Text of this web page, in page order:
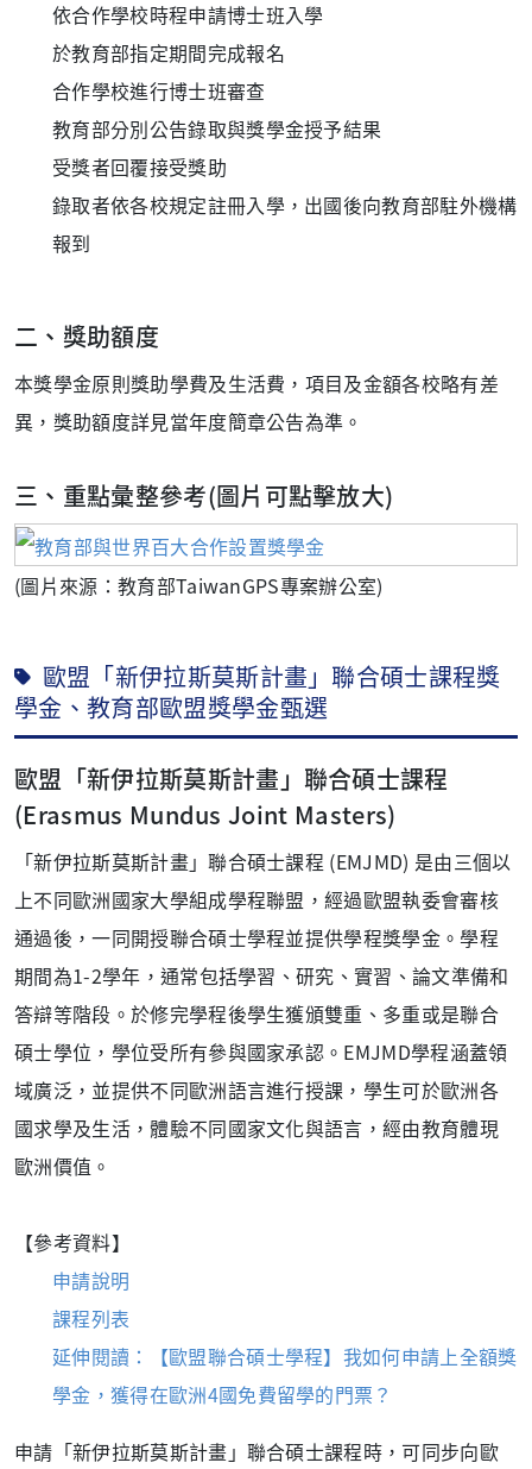
依合作學校時程申請博士班入學
於教育部指定期間完成報名
合作學校進行博士班審查
教育部分別公告錄取與獎學金授予結果
受獎者回覆接受獎助
錄取者依各校規定註冊入學，出國後向教育部駐外機構
報到
二、獎助額度
本獎學金原則獎助學費及生活費，項目及金額各校略有差
異，獎助額度詳見當年度簡章公告為準。
三、重點彙整參考(圖片可點擊放大)
(圖片來源：教育部TaiwanGPS專案辦公室)
歐盟「新伊拉斯莫斯計畫」聯合碩士課程獎
學金、教育部歐盟獎學金甄選
歐盟「新伊拉斯莫斯計畫」聯合碩士課程
(Erasmus Mundus Joint Masters)
「新伊拉斯莫斯計畫」聯合碩士課程 (EMJMD) 是由三個以
上不同歐洲國家大學組成學程聯盟，經過歐盟執委會審核
通過後，一同開授聯合碩士學程並提供學程獎學金。學程
期間為1-2學年，通常包括學習、研究、實習、論文準備和
答辯等階段。於修完學程後學生獲頒雙重、多重或是聯合
碩士學位，學位受所有參與國家承認。EMJMD學程涵蓋領
域廣泛，並提供不同歐洲語言進行授課，學生可於歐洲各
國求學及生活，體驗不同國家文化與語言，經由教育體現
歐洲價值。
【參考資料】
申請說明
課程列表
延伸閱讀：【歐盟聯合碩士學程】我如何申請上全額獎
學金，獲得在歐洲4國免費留學的門票？
申請「新伊拉斯莫斯計畫」聯合碩士課程時，可同步向歐